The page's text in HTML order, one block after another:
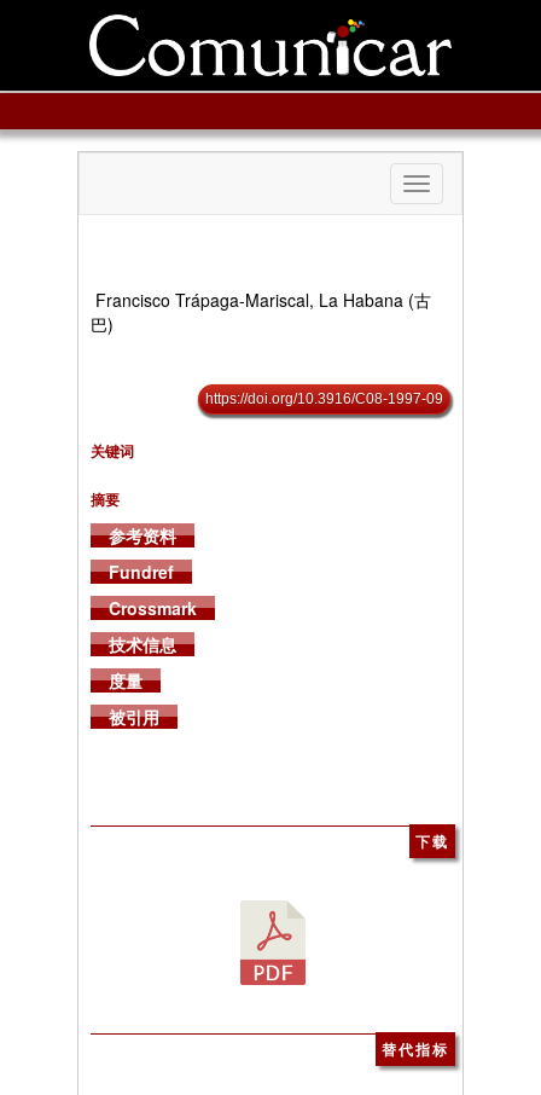
Toggle
navigation
Francisco Trápaga-Mariscal, La Habana (古
巴)
https://doi.org/10.3916/C08-1997-09
关键词
摘要
参考资料
Fundref
Crossmark
技术信息
度量
被引用
下载
替代指标